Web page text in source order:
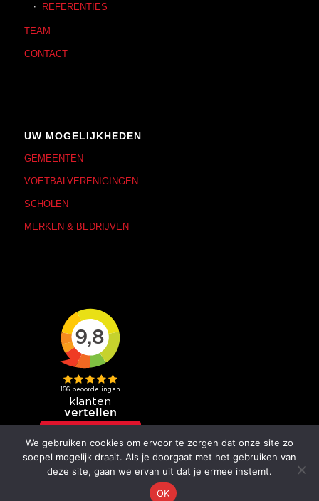
REFERENTIES
TEAM
CONTACT
UW MOGELIJKHEDEN
GEMEENTEN
VOETBALVERENIGINGEN
SCHOLEN
MERKEN & BEDRIJVEN
We gebruiken cookies om ervoor te zorgen dat onze site zo
soepel mogelijk draait. Als je doorgaat met het gebruiken van
deze site, gaan we ervan uit dat je ermee instemt.
OK